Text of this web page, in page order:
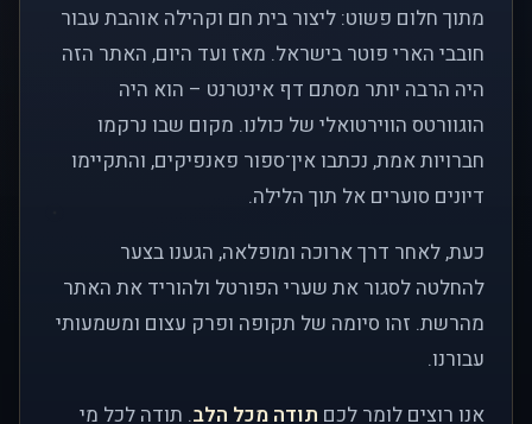
מתוך חלום פשוט: ליצור בית חם וקהילה אוהבת עבור
חובבי הארי פוטר בישראל. מאז ועד היום, האתר הזה
היה הרבה יותר מסתם דף אינטרנט – הוא היה
הוגוורטס הווירטואלי של כולנו. מקום שבו נרקמו
חברויות אמת, נכתבו אין־ספור פאנפיקים, והתקיימו
דיונים סוערים אל תוך הלילה.
כעת, לאחר דרך ארוכה ומופלאה, הגענו בצער
להחלטה לסגור את שערי הפורטל ולהוריד את האתר
מהרשת. זהו סיומה של תקופה ופרק עצום ומשמעותי
עבורנו.
אנו רוצים לומר לכם תודה מכל הלב. תודה לכל מי